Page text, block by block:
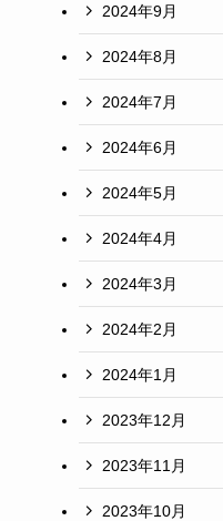
2024年9月
2024年8月
2024年7月
2024年6月
2024年5月
2024年4月
2024年3月
2024年2月
2024年1月
2023年12月
2023年11月
2023年10月